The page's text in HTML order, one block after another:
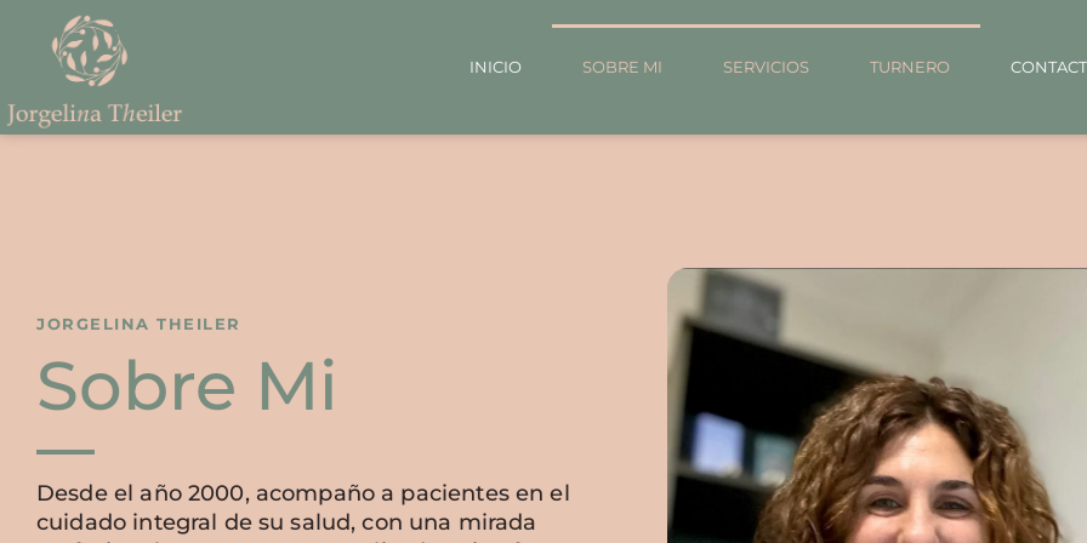
INICIO SOBRE MI SERVICIOS TURNERO
JORGELINA THEILER
Sobre Mi
Desde el año 2000, acompaño a pacientes en el
cuidado integral de su salud, con una mirada